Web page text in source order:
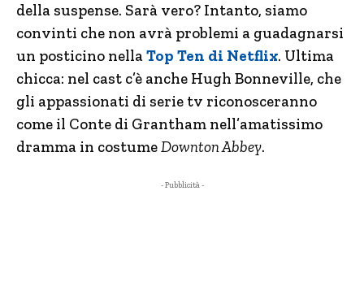
della suspense. Sarà vero? Intanto, siamo
convinti che non avrà problemi a guadagnarsi
un posticino nellaTop Ten di Netflix. Ultima
chicca: nel cast c’è anche Hugh Bonneville, che
gli appassionati di serie tv riconosceranno
come il Conte di Grantham nell’amatissimo
dramma in costumeDownton Abbey.
- Pubblicità -